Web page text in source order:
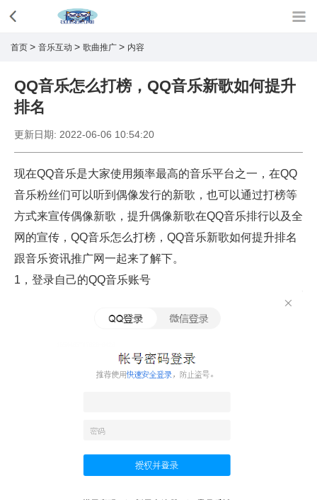
首页 > 音乐互动 > 歌曲推广 > 内容
QQ音乐怎么打榜，QQ音乐新歌如何提升
排名
更新日期: 2022-06-06 10:54:20
现在QQ音乐是大家使用频率最高的音乐平台之一，在QQ
音乐粉丝们可以听到偶像发行的新歌，也可以通过打榜等
方式来宣传偶像新歌，提升偶像新歌在QQ音乐排行以及全
网的宣传，QQ音乐怎么打榜，QQ音乐新歌如何提升排名
跟音乐资讯推广网一起来了解下。
1，登录自己的QQ音乐账号